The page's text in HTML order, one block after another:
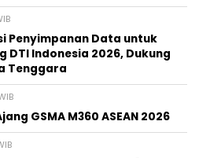
Penyimpanan Data untuk
DTI Indonesia 2026, Dukung
Tenggara
GSMA M360 ASEAN 2026